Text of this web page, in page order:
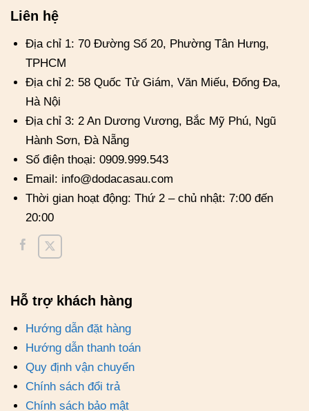
Liên hệ
Địa chỉ 1: 70 Đường Số 20, Phường Tân Hưng,
TPHCM
Địa chỉ 2: 58 Quốc Tử Giám, Văn Miếu, Đống Đa,
Hà Nội
Địa chỉ 3: 2 An Dương Vương, Bắc Mỹ Phú, Ngũ
Hành Sơn, Đà Nẵng
Số điện thoại: 0909.999.543
Email: info@dodacasau.com
Thời gian hoạt động: Thứ 2 – chủ nhật: 7:00 đến
20:00
Hỗ trợ khách hàng
Hướng dẫn đặt hàng
Hướng dẫn thanh toán
Quy định vận chuyển
Chính sách đổi trả
Chính sách bảo mật